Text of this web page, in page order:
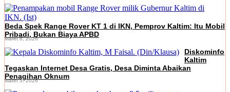
Beda Spek Range Rover KT 1 di IKN, Pemprov Kaltim: Itu Mobil
Pribadi, Bukan Biaya APBD
Maret 6, 2026
Diskominfo
Kaltim
Tegaskan Internet Desa Gratis, Desa Diminta Abaikan
Penagihan Oknum
Maret 5, 2026